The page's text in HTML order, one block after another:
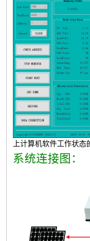
上计算机软件工作状态
系统连接图：